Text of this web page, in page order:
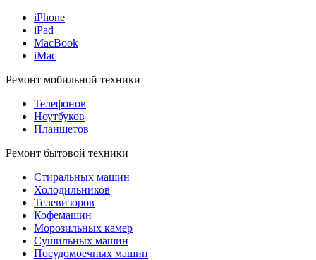
iPhone
iPad
MacBook
iMac
Ремонт мобильной техники
Телефонов
Ноутбуков
Планшетов
Ремонт бытовой техники
Стиральных машин
Холодильников
Телевизоров
Кофемашин
Морозильных камер
Сушильных машин
Посудомоечных машин